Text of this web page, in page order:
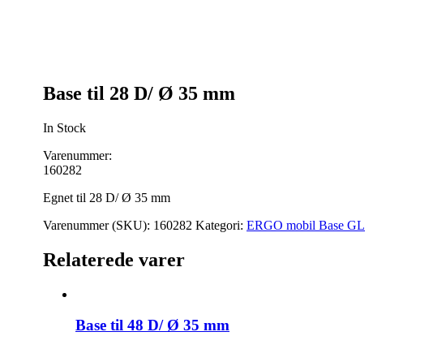
Base til 28 D/ Ø 35 mm
In Stock
Varenummer:
160282
Egnet til 28 D/ Ø 35 mm
Varenummer (SKU): 160282 Kategori: ERGO mobil Base GL
Relaterede varer
Base til 48 D/ Ø 35 mm